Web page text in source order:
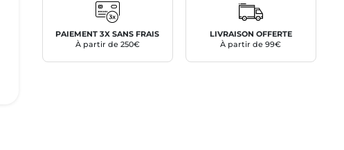
PAIEMENT 3X SANS FRAIS
À partir de 250€
LIVRAISON OFFERTE
À partir de 99€